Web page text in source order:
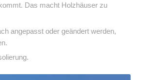
Das macht Holzhäuser zu
angepasst oder geändert werden,